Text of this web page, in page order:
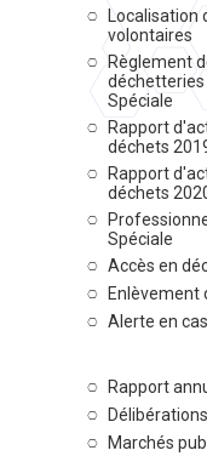
volontaires
Règlement
déchetteries
Spéciale
Rapport
déchets
Rapport
déchets
Spéciale
Accès en
Enlèvement
Alerte en
Rapport
Délibérations
Marchés